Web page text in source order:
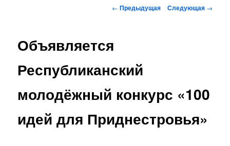
Навигация по записям
← Предыдущая Следующая →
Объявляется
Республиканский
молодёжный конкурс «100
идей для Приднестровья»